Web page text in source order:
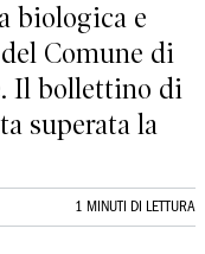
biologica e
Comune di
Il bollettino di
superata la
1 MINUTI DI LETTURA